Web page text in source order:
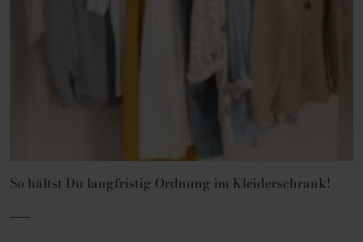
So hältst Du langfristig Ordnung im Kleiderschrank!